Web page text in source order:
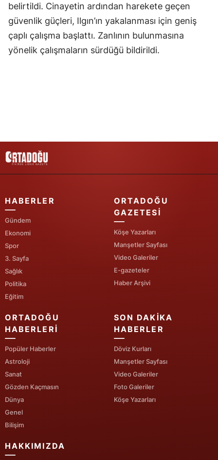
belirtildi. Cinayetin ardından harekete geçen
güvenlik güçleri, Ilgın’ın yakalanması için geniş
çaplı çalışma başlattı. Zanlının bulunmasına
yönelik çalışmaların sürdüğü bildirildi.
HABERLER
Gündem
Ekonomi
Spor
3. Sayfa
Sağlık
Politika
Eğitim
ORTADOĞU
GAZETESI
Köşe Yazarları
Manşetler Sayfası
Video Galeriler
E-gazeteler
Haber Arşivi
ORTADOĞU
HABERLERI
Popüler Haberler
Astroloji
Sanat
Gözden Kaçmasın
Dünya
Genel
Bilişim
SON DAKIKA
HABERLER
Döviz Kurları
Manşetler Sayfası
Video Galeriler
Foto Galeriler
Köşe Yazarları
HAKKIMIZDA